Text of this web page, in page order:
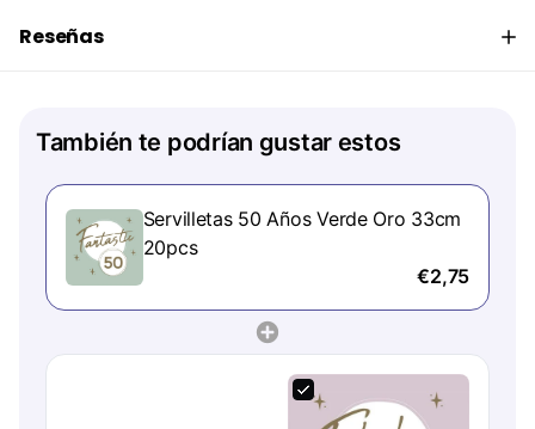
Reseñas
También te podrían gustar estos
Servilletas 50 Años Verde Oro 33cm
20pcs
€2,75